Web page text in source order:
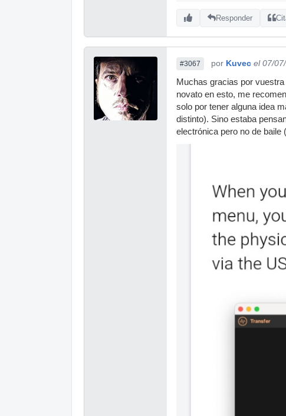
Responder
#3067 por Kuvec el 07/
Muchas gracias por
novato en esto, me
solo por tener alguna idea
distinto). Sino estaba
electrónica pero no de baile